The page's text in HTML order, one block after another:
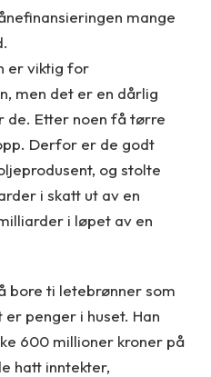
mange
er viktig for
men det er en dårlig
de. Etter noen få tørre
Derfor er de godt
og stolte
i skatt ut av en
i løpet av en
ti letebrønner som
penger i huset. Han
600 millioner kroner på
hatt inntekter,